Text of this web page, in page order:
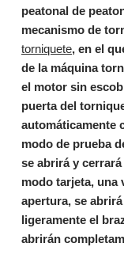
peatonal de
mecanismo de
torniquete, en el
de la máquina
el motor sin
puerta del
automáticamente
modo de prueba
se abrirá y
modo tarjeta, una
apertura, se
ligeramente el
abrirán